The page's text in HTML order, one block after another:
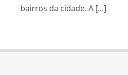
bairros da cidade. A […]